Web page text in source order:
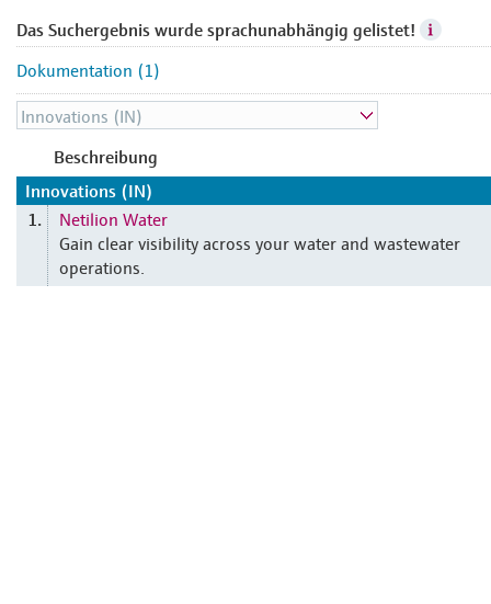
Das Suchergebnis wurde sprachunabhängig gelistet!
Dokumentation (1)
Beschreibung
Innovations (IN)
1.
Netilion Water
Gain clear visibility across your water and wastewater
operations.